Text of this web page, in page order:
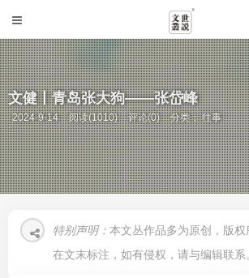
文健丨青岛张大狗——张岱峰
2024-9-14 阅读(1010) 评论(0) 分类：往事
特别声明： 本文丛作品多为原创，版
在文末标注，如有侵权，请与编辑联系